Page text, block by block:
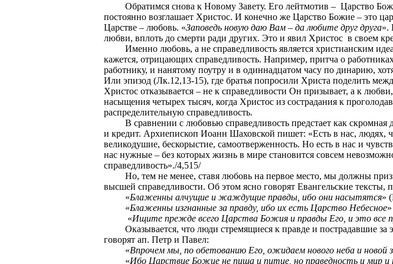
Обратимся снова к Новому Завету. Его лейтмотив – Царство
постоянно возглашает Христос. И конечно же Царство Божие – это
Царстве – любовь. «Заповедь новую даю Вам – да любите друг друга».
любви, вплоть до смерти ради других. Это и явил Христос в своем
Именно любовь, а не справедливость является христианским
кажется, отрицающих справедливость. Например, притча о
работнику, и нанятому поутру и в одиннадцатом часу по динарию,
Или эпизод (Лк.12,13-15), где братья попросили Христа поделить
Христос отказывается – не к справедливости Он призывает, а к
насыщения четырех тысяч, когда Христос из сострадания к
распределительную справедливость.
В сравнении с любовью справедливость предстает как
и кредит. Архиепископ Иоанн Шаховской пишет: «Есть в нас, людях,
великодушие, бескорыстие, самоотверженность. Но есть в нас и
нас нужные – без которых жизнь в мире становится совсем
справедливость»./4,515/
Но, тем не менее, ставя любовь на первое место, мы должны
высшей справедливости. Об этом ясно говорят Евангельские
«Блаженны алчущие и жаждущие правды, ибо они насытятся»
«Блаженны изгнанные за правду, ибо их есть Царство Небесное
«Ищите прежде всего Царства Божия и правды Его, и это все
Оказывается, что люди стремящиеся к правде и пострадавшие
говорят ап. Петр и Павел:
«Впрочем мы, по обетованию Его, ожидаем нового неба и новой
«Ибо Царствие Божие не пища и питие, но праведность и мир и